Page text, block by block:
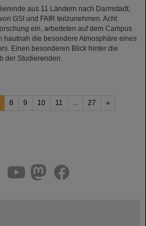
aus 11 Ländern nach Darmstadt,
GSI und FAIR teilzunehmen. Acht
ein, arbeiteten auf dem Campus
die besondere Atmosphäre eines
Einen besonderen Blick hinter die
der Studierenden.
8 9 10 11 27 »